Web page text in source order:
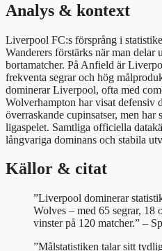
Analys & kontext
Liverpool FC:s försprång i
Wanderers förstärks när man delar
bortamatcher. På Anfield är
frekventa segrar och hög
dominerar Liverpool, ofta med
Wolverhampton har visat defensiv
överraskande cupinsatser, men
ligaspelet. Samtliga officiella
långvariga dominans och stabila
Källor & citat
”Liverpool dominerar
Wolves – med 65 segrar, 18
vinster på 120 matcher.” –
”Målstatistiken talar sitt